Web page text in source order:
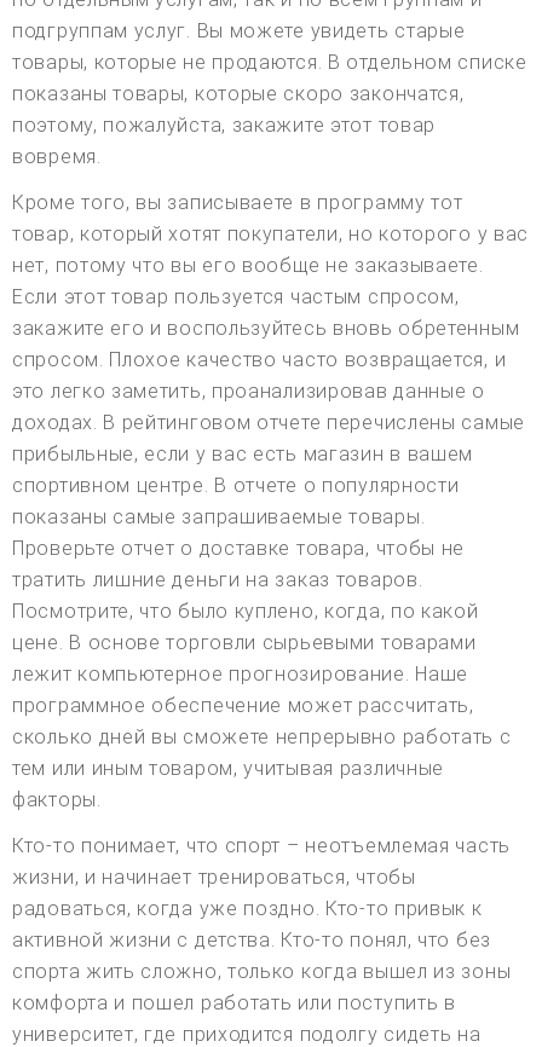
подгруппам услуг. Вы можете увидеть старые
товары, которые не продаются. В отдельном списке
показаны товары, которые скоро закончатся,
поэтому, пожалуйста, закажите этот товар
вовремя.
Кроме того, вы записываете в программу тот
товар, который хотят покупатели, но которого у вас
нет, потому что вы его вообще не заказываете.
Если этот товар пользуется частым спросом,
закажите его и воспользуйтесь вновь обретенным
спросом. Плохое качество часто возвращается, и
это легко заметить, проанализировав данные о
доходах. В рейтинговом отчете перечислены самые
прибыльные, если у вас есть магазин в вашем
спортивном центре. В отчете о популярности
показаны самые запрашиваемые товары.
Проверьте отчет о доставке товара, чтобы не
тратить лишние деньги на заказ товаров.
Посмотрите, что было куплено, когда, по какой
цене. В основе торговли сырьевыми товарами
лежит компьютерное прогнозирование. Наше
программное обеспечение может рассчитать,
сколько дней вы сможете непрерывно работать с
тем или иным товаром, учитывая различные
факторы.
Кто-то понимает, что спорт – неотъемлемая часть
жизни, и начинает тренироваться, чтобы
радоваться, когда уже поздно. Кто-то привык к
активной жизни с детства. Кто-то понял, что без
спорта жить сложно, только когда вышел из зоны
комфорта и пошел работать или поступить в
университет, где приходится подолгу сидеть на